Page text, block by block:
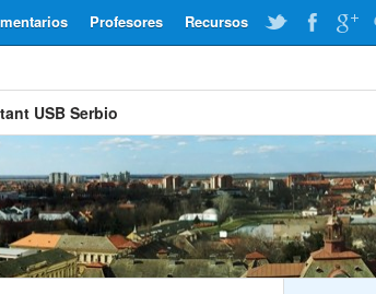
Recursos
Profesores
USB Serbio